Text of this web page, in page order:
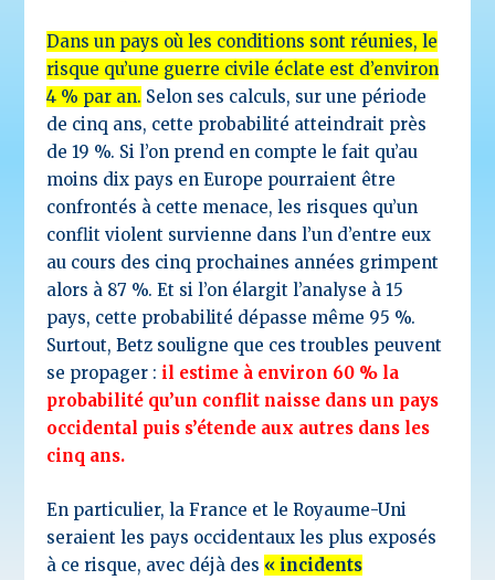
Dans un pays où les conditions sont réunies, le
risque qu’une guerre civile éclate est d’environ
4 % par an. Selon ses calculs, sur une période
de cinq ans, cette probabilité atteindrait près
de 19 %. Si l’on prend en compte le fait qu’au
moins dix pays en Europe pourraient être
confrontés à cette menace, les risques qu’un
conflit violent survienne dans l’un d’entre eux
au cours des cinq prochaines années grimpent
alors à 87 %. Et si l’on élargit l’analyse à 15
pays, cette probabilité dépasse même 95 %.
Surtout, Betz souligne que ces troubles peuvent
se propager : il estime à environ 60 % la
probabilité qu’un conflit naisse dans un pays
occidental puis s’étende aux autres dans les
cinq ans.
En particulier, la France et le Royaume-Uni
seraient les pays occidentaux les plus exposés
à ce risque, avec déjà des « incidents